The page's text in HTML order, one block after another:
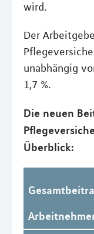
wird.
Der
unabhängig
1,7 %.
Die neuen
Überblick: